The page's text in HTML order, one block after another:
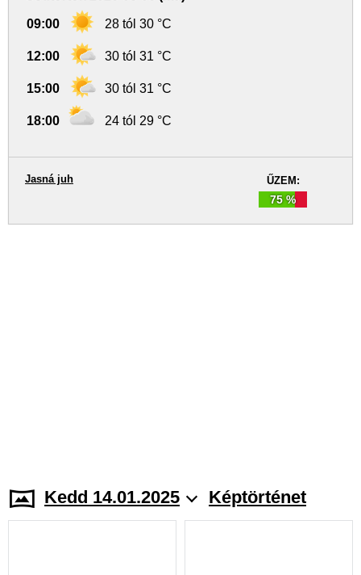
09:00 28 tól 30 °C
12:00 30 tól 31 °C
15:00 30 tól 31 °C
18:00 24 tól 29 °C
ŰZEM:
75 %
Jasná juh
Kedd 14.01.2025 Képtörténet